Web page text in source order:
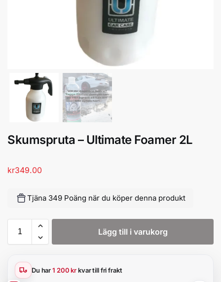
Skumspruta – Ultimate Foamer 2L
kr349.00
Tjäna 349 Poäng när du köper denna produkt
Lägg till i varukorg
Du har1 200 krkvar till fri frakt